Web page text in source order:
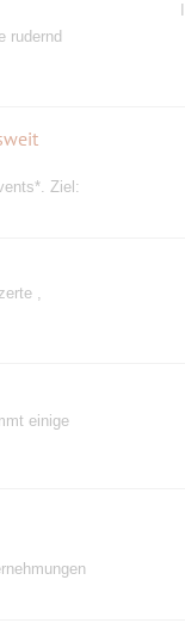
rudernd
Ziel:
,
einige